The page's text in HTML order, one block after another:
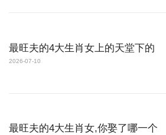
最旺夫的4大生肖女上的天堂下的
2026-07-10
最旺夫的4大生肖女,你娶了哪一个